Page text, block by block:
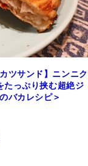
ツサンド】ニンニク
たっぷり挟む超絶ジ
バカレシピ＞